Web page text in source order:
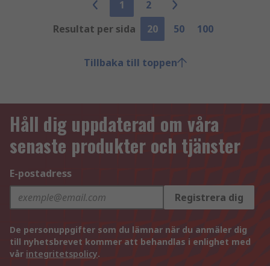
1
2
Resultat per sida
20 50 100
Tillbaka till toppen
Håll dig uppdaterad om våra
senaste produkter och tjänster
E-postadress
Registrera dig
De personuppgifter som du lämnar när du anmäler dig
till nyhetsbrevet kommer att behandlas i enlighet med
vår integritetspolicy.